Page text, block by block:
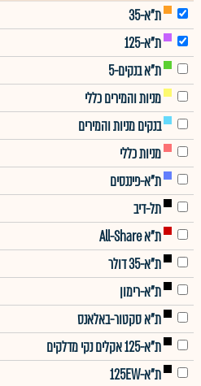
ת"א-35
ת"א-125
ת"א בנקים-5
מניות והמירים כללי
בנקים מניות והמירים
מניות כללי
ת"א-פיננסים
תל-דיב
ת"א All-Share
ת"א-35 דולר
ת"א-רימון
ת"א סקטור-באלאנס
ת"א-125 אקלים נקי מדלקים
ת"א-125EW